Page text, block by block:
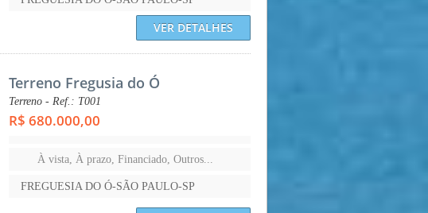
VER DETALHES
Terreno Fregusia do Ó
Terreno - Ref.: T001
R$ 680.000,00
À vista, À prazo, Financiado, Outros...
FREGUESIA DO Ó-SÃO PAULO-SP